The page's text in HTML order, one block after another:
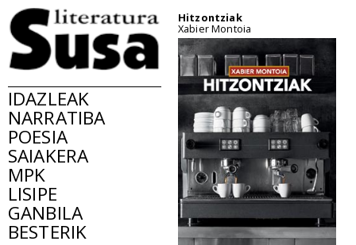
IDAZLEAK
NARRATIBA
POESIA
SAIAKERA
MPK
LISIPE
GANBILA
BESTERIK
Hitzontziak
Xabier Montoia